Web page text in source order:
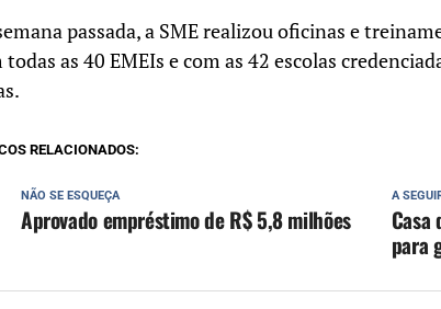
passada, a SME realizou oficinas e
todas as 40 EMEIs e com as 42 escolas
RELACIONADOS:
A
para
NÃO SE ESQUEÇA
Aprovado empréstimo de R$ 5,8 milhões